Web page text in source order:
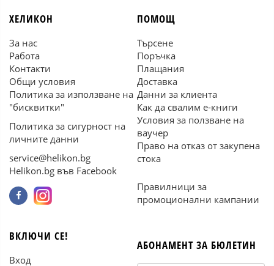
ХЕЛИКОН
За нас
Работа
Контакти
Общи условия
Политика за използване на
"бисквитки"
Политика за сигурност на
личните данни
service@helikon.bg
Helikon.bg във Facebook
ПОМОЩ
Търсене
Поръчка
Плащания
Доставка
Данни за клиента
Как да свалим е-книги
Условия за ползване на
ваучер
Право на отказ от закупена
стока
Правилници за
промоционални кампании
ВКЛЮЧИ СЕ!
Вход
АБОНАМЕНТ ЗА БЮЛЕТИН